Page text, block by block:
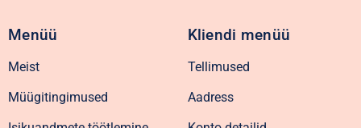
Menüü
Meist
Müügitingimused
Kliendi menüü
Tellimused
Aadress